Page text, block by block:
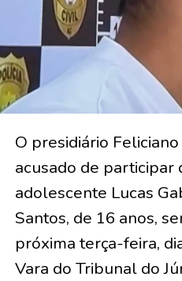
O presidiário
acusado de participar
adolescente Lucas
Santos, de 16 anos,
próxima terça-feira,
Vara do Tribunal do